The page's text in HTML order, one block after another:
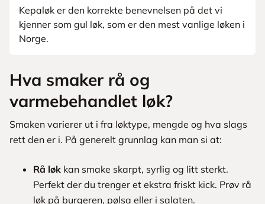
Kepaløk er den korrekte benevnelsen på det vi
kjenner som gul løk, som er den mest vanlige løken i
Norge.
Hva smaker rå og
varmebehandlet løk?
Smaken varierer ut i fra løktype, mengde og hva slags
rett den er i. På generelt grunnlag kan man si at:
Rå løk kan smake skarpt, syrlig og litt sterkt.
Perfekt der du trenger et ekstra friskt kick. Prøv rå
løk på burgeren, pølsa eller i salaten.